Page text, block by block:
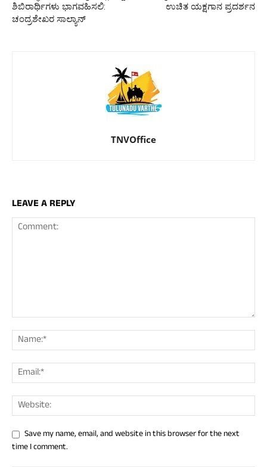
ಶಿಬಿರಾರ್ಥಿಗಳು ಭಾಗವಹಿಸಲಿ:
ಚಂದ್ರಶೇಖರ ಸಾಲ್ಯಾನ್
ಉಚಿತ ಯಕ್ಷಗಾನ ಪ್ರದರ್ಶನ
TNVOffice
LEAVE A REPLY
Save my name, email, and website in this browser for the next
time I comment.